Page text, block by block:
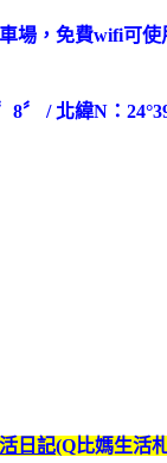
場，免費wifi可使
8〞 / 北緯N：
日記(Q比媽生活